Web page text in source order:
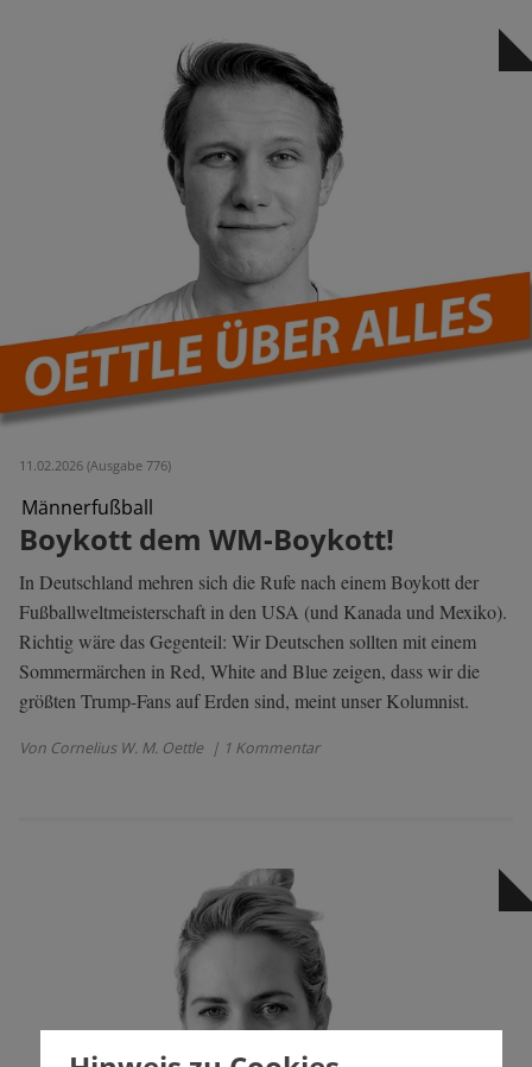
11.02.2026 (Ausgabe 776)
Männerfußball
Boykott dem WM-Boykott!
In Deutschland mehren sich die Rufe nach einem Boykott der
Fußballweltmeisterschaft in den USA (und Kanada und Mexiko).
Richtig wäre das Gegenteil: Wir Deutschen sollten mit einem
Sommermärchen in Red, White and Blue zeigen, dass wir die
größten Trump-Fans auf Erden sind, meint unser Kolumnist.
Von Cornelius W. M. Oettle | 1 Kommentar